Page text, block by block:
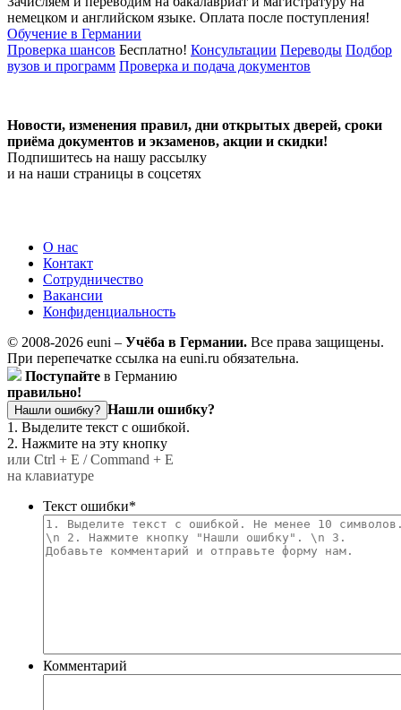
немецком и английском языке. Оплата после поступления!
Обучение в Германии
Проверка шансов Бесплатно! Консультации Переводы Подбор
вузов и программ Проверка и подача документов
Новости, изменения правил, дни открытых дверей, сроки
приёма документов и экзаменов, акции и скидки!
Подпишитесь на нашу рассылку
и на наши страницы в соцсетях
О нас
Контакт
Сотрудничество
Вакансии
Конфиденциальность
© 2008-2026 euni – Учёба в Германии. Все права защищены.
При перепечатке ссылка на euni.ru обязательна.
Поступайте в Германию
правильно!
Нашли ошибку? Нашли ошибку?
1. Выделите текст с ошибкой.
2. Нажмите на эту кнопку
или Ctrl + E / Command + E
на клавиатуре
Текст ошибки*
Комментарий